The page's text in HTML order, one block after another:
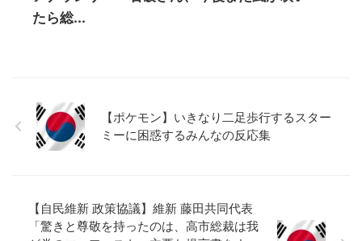
たら総...
【ポケモン】いきなり二足歩行するスター
ミーに困惑するみんなの反応集
【自民維新 政策協議】維新 藤田共同代表
「驚きと尊敬を持ったのは、高市総裁は我